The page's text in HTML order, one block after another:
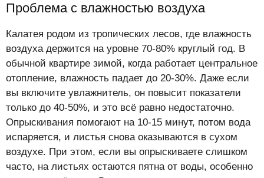
Проблема с влажностью воздуха
Калатея родом из тропических лесов, где влажность
воздуха держится на уровне 70-80% круглый год. В
обычной квартире зимой, когда работает центральное
отопление, влажность падает до 20-30%. Даже если
вы включите увлажнитель, он повысит показатели
только до 40-50%, и это всё равно недостаточно.
Опрыскивания помогают на 10-15 минут, потом вода
испаряется, и листья снова оказываются в сухом
воздухе. При этом, если вы опрыскиваете слишком
часто, на листьях остаются пятна от воды, особенно